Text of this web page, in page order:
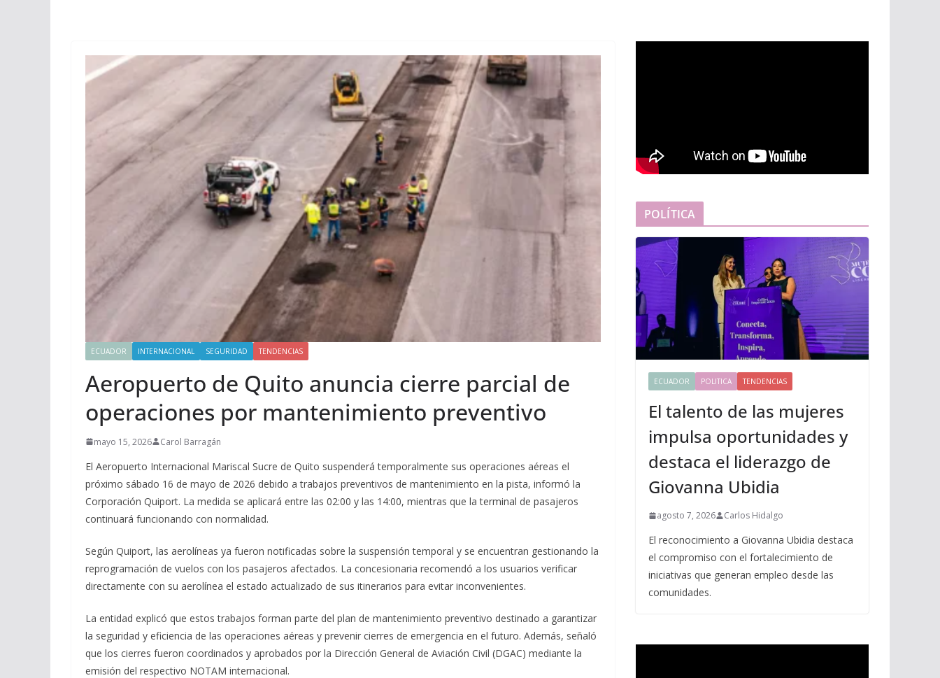
ECUADOR INTERNACIONAL SEGURIDAD TENDENCIAS
Aeropuerto de Quito anuncia cierre parcial de
operaciones por mantenimiento preventivo
mayo 15, 2026 Carol Barragán
El Aeropuerto Internacional Mariscal Sucre de Quito suspenderá temporalmente sus operaciones aéreas el
próximo sábado 16 de mayo de 2026 debido a trabajos preventivos de mantenimiento en la pista, informó la
Corporación Quiport. La medida se aplicará entre las 02:00 y las 14:00, mientras que la terminal de pasajeros
continuará funcionando con normalidad.
Según Quiport, las aerolíneas ya fueron notificadas sobre la suspensión temporal y se encuentran gestionando la
reprogramación de vuelos con los pasajeros afectados. La concesionaria recomendó a los usuarios verificar
directamente con su aerolínea el estado actualizado de sus itinerarios para evitar inconvenientes.
La entidad explicó que estos trabajos forman parte del plan de mantenimiento preventivo destinado a garantizar
la seguridad y eficiencia de las operaciones aéreas y prevenir cierres de emergencia en el futuro. Además, señaló
que los cierres fueron coordinados y aprobados por la Dirección General de Aviación Civil (DGAC) mediante la
emisión del respectivo NOTAM internacional.
POLÍTICA
ECUADOR POLITICA TENDENCIAS
El talento de las mujeres
impulsa oportunidades y
destaca el liderazgo de
Giovanna Ubidia
agosto 7, 2026 Carlos Hidalgo
El reconocimiento a Giovanna Ubidia destaca
el compromiso con el fortalecimiento de
iniciativas que generan empleo desde las
comunidades.